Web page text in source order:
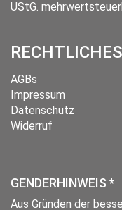
UStG.
RECHTLICHES
AGBs
Impressum
Datenschutz
Widerruf
GENDERHINWEIS *
Aus Gründen der